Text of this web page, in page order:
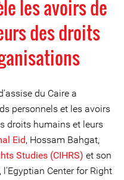
les avoirs de
des droits
du Caire a
personnels et les avoirs
droits humains et leurs
Eid, Hossam Bahgat,
Studies (CIHRS) et son
, l'Egyptian Center for Right